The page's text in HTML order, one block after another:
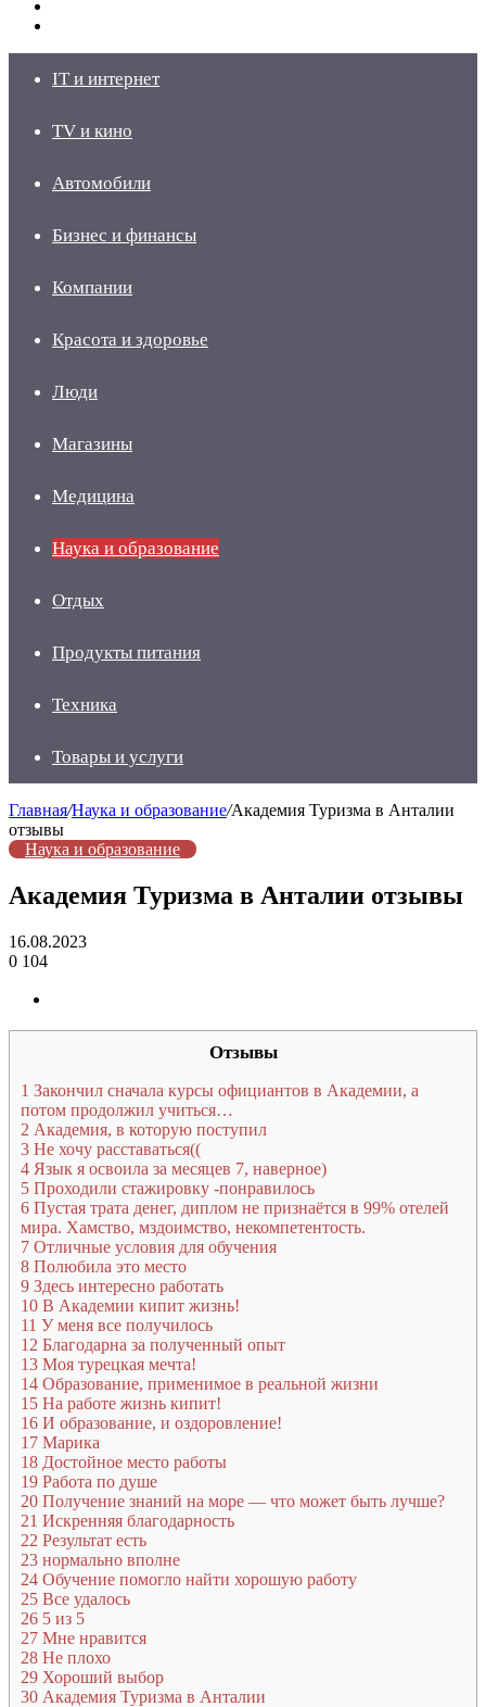
IT и интернет
TV и кино
Автомобили
Бизнес и финансы
Компании
Красота и здоровье
Люди
Магазины
Медицина
Наука и образование
Отдых
Продукты питания
Техника
Товары и услуги
Главная/Наука и образование/Академия Туризма в Анталии
отзывы
Наука и образование
Академия Туризма в Анталии отзывы
16.08.2023
0 104
Отзывы
1 Закончил сначала курсы официантов в Академии, а
потом продолжил учиться…
2 Академия, в которую поступил
3 Не хочу расставаться((
4 Язык я освоила за месяцев 7, наверное)
5 Проходили стажировку -понравилось
6 Пустая трата денег, диплом не признаётся в 99% отелей
мира. Хамство, мздоимство, некомпетентость.
7 Отличные условия для обучения
8 Полюбила это место
9 Здесь интересно работать
10 В Академии кипит жизнь!
11 У меня все получилось
12 Благодарна за полученный опыт
13 Моя турецкая мечта!
14 Образование, применимое в реальной жизни
15 На работе жизнь кипит!
16 И образование, и оздоровление!
17 Марика
18 Достойное место работы
19 Работа по душе
20 Получение знаний на море — что может быть лучше?
21 Искренняя благодарность
22 Результат есть
23 нормально вполне
24 Обучение помогло найти хорошую работу
25 Все удалось
26 5 из 5
27 Мне нравится
28 Не плохо
29 Хороший выбор
30 Академия Туризма в Анталии